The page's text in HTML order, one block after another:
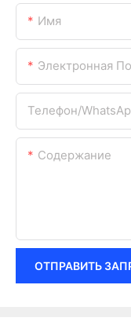
Имя
Электронная
Телефон/
Содержание
ОТПРАВИТЬ